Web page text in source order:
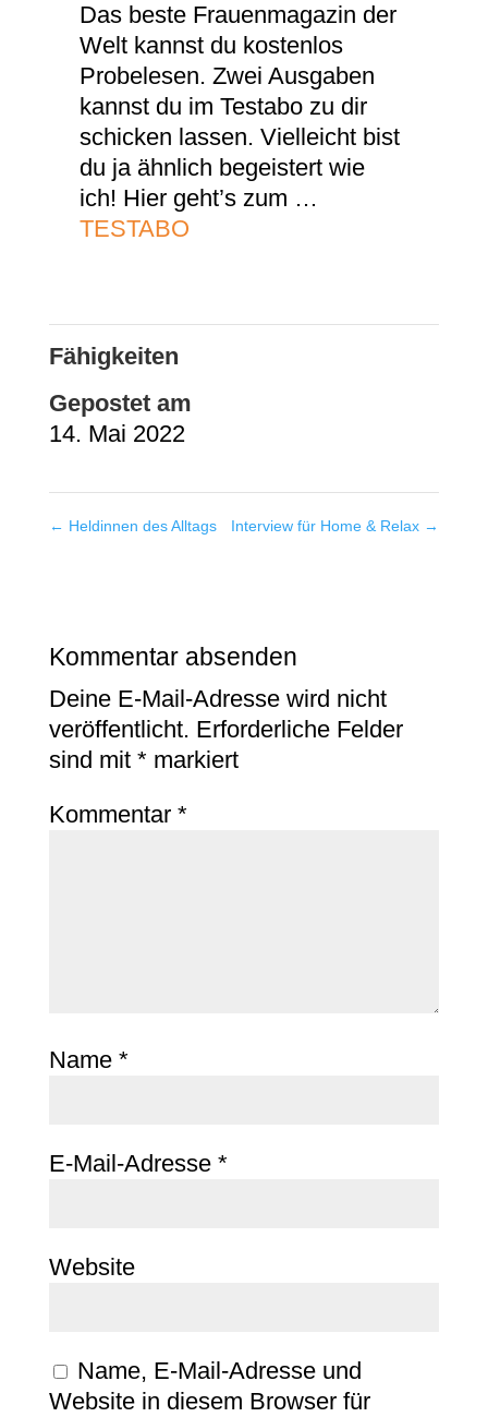
Das beste Frauenmagazin der
Welt kannst du kostenlos
Probelesen. Zwei Ausgaben
kannst du im Testabo zu dir
schicken lassen. Vielleicht bist
du ja ähnlich begeistert wie
ich! Hier geht’s zum …
TESTABO
Fähigkeiten
Gepostet am
14. Mai 2022
← Heldinnen des Alltags Interview für Home & Relax →
Kommentar absenden
Deine E-Mail-Adresse wird nicht
veröffentlicht. Erforderliche Felder
sind mit * markiert
Kommentar *
Name *
E-Mail-Adresse *
Website
Name, E-Mail-Adresse und
Website in diesem Browser für